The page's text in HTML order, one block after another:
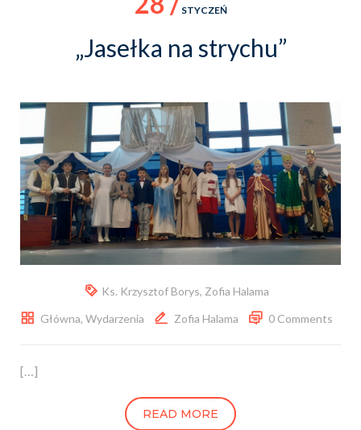
STYCZEŃ
„Jasełka na strychu”
Ks. Krzysztof Borys, Zofia Halama
Główna, Wydarzenia Zofia Halama 0 Comments
[…]
READ MORE